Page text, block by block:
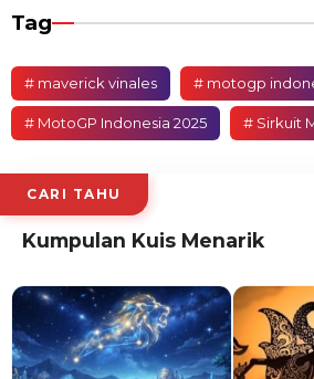
Tag
# maverick vinales # motogp
# MotoGP Indonesia 2025 # Sirkuit
CARI TAHU
Kumpulan Kuis Menarik